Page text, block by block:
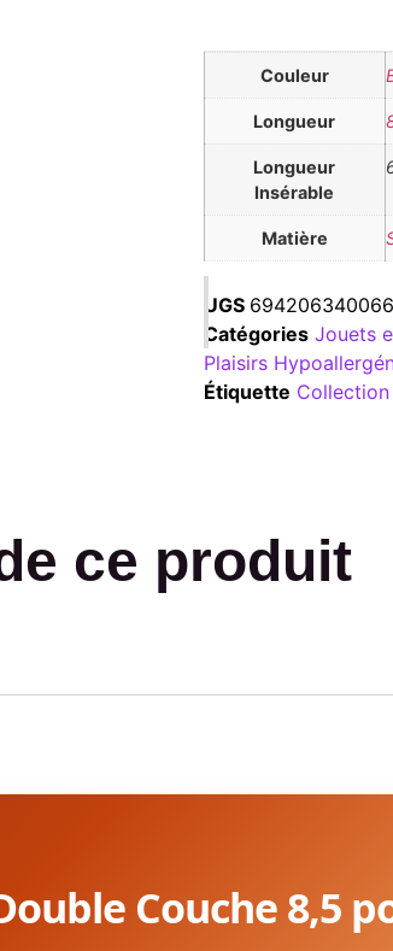
Couleur
Longueur
Longueur
Insérable
Matière
UGS
Catégories Jouets
Plaisirs
Étiquette Collection
ce produit
Couche 8,5